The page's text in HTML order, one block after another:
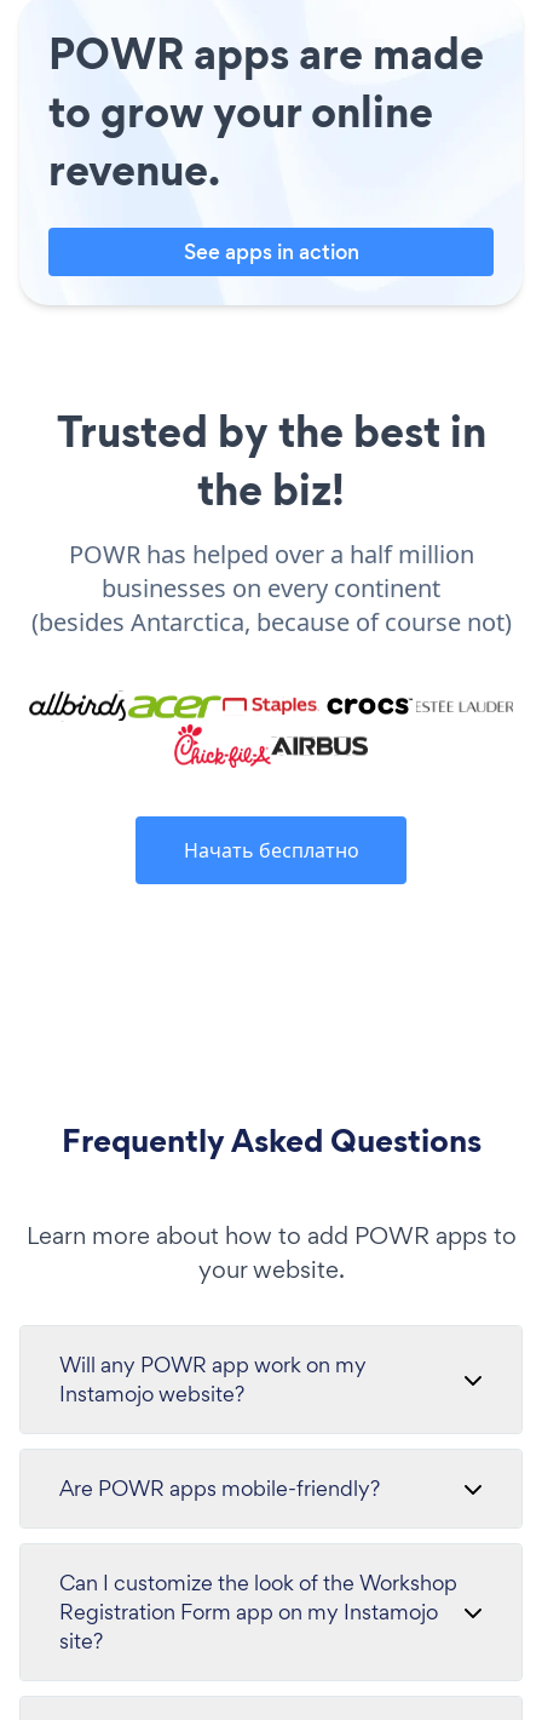
POWR apps are made
to grow your online
revenue.
See apps in action
Trusted by the best in
the biz!
POWR has helped over a half million
businesses on every continent
(besides Antarctica, because of course not)
Начать бесплатно
Frequently Asked Questions
Learn more about how to add POWR apps to
your website.
Will any POWR app work on my
Instamojo website?
Are POWR apps mobile-friendly?
Can I customize the look of the Workshop
Registration Form app on my Instamojo
site?